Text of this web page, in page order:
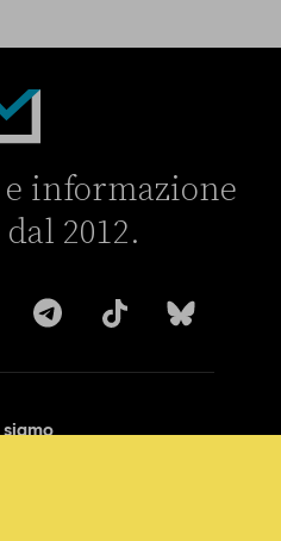
e informazione
2012.